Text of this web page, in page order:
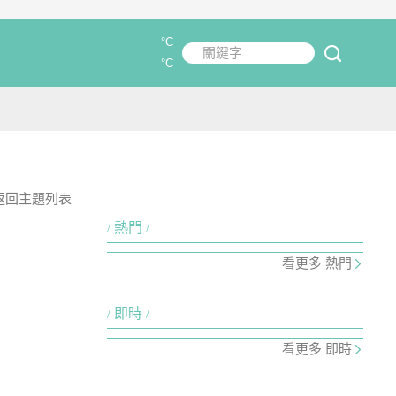
關鍵字
°C
°C
回主題列表
熱門
看更多 熱門
即時
看更多 即時